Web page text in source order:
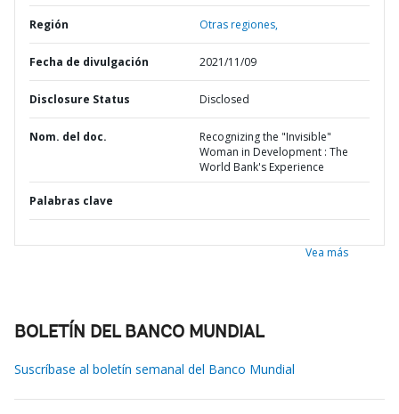
Región Otras regiones,
Fecha de divulgación 2021/11/09
Disclosure Status Disclosed
Nom. del doc.
Recognizing the "Invisible"
Woman in Development : The
World Bank's Experience
Palabras clave
Vea más
BOLETÍN DEL BANCO MUNDIAL
Suscríbase al boletín semanal del Banco Mundial